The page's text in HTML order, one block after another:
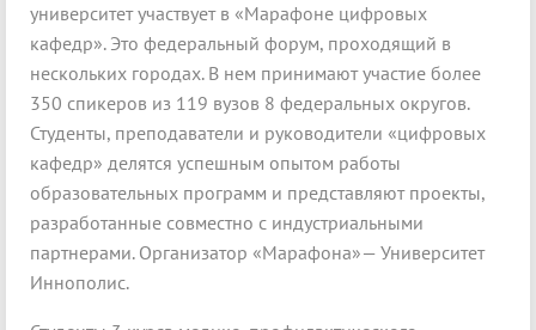
университет участвует в «Марафоне цифровых
кафедр». Это федеральный форум, проходящий в
нескольких городах. В нем принимают участие более
350 спикеров из 119 вузов 8 федеральных округов.
Студенты, преподаватели и руководители «цифровых
кафедр» делятся успешным опытом работы
образовательных программ и представляют проекты,
разработанные совместно с индустриальными
партнерами. Организатор «Марафона»— Университет
Иннополис.